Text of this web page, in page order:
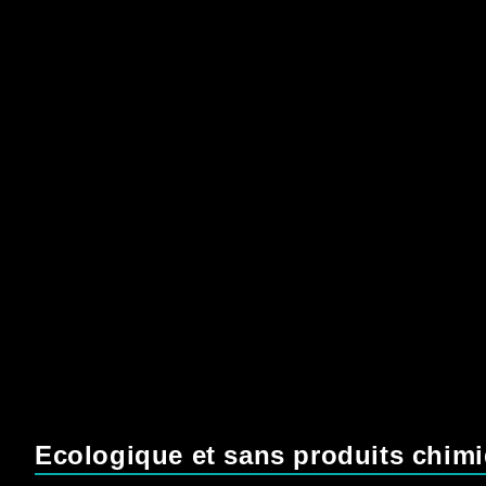
Ecologique et sans produits